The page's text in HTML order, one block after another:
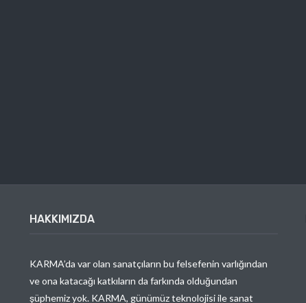
HAKKIMIZDA
KARMA’da var olan sanatçıların bu felsefenin varlığından
ve ona katacağı katkıların da farkında olduğundan
şüphemiz yok. KARMA, günümüz teknolojisi ile sanat